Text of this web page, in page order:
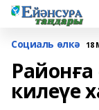
Социаль өлкә 18
килеүе